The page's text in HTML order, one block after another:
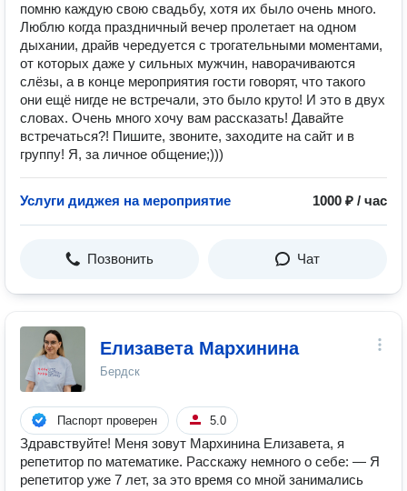
помню каждую свою свадьбу, хотя их было очень много.
Люблю когда праздничный вечер пролетает на одном
дыхании, драйв чередуется с трогательными моментами,
от которых даже у сильных мужчин, наворачиваются
слёзы, а в конце мероприятия гости говорят, что такого
они ещё нигде не встречали, это было круто! И это в двух
словах. Очень много хочу вам рассказать! Давайте
встречаться?! Пишите, звоните, заходите на сайт и в
группу! Я, за личное общение;)))
Услуги диджея на мероприятие 1000 ₽ / час
Позвонить Чат
Елизавета Мархинина
Бердск
Паспорт проверен 5.0
Здравствуйте! Меня зовут Мархинина Елизавета, я
репетитор по математике. Расскажу немного о себе: — Я
репетитор уже 7 лет, за это время со мной занимались